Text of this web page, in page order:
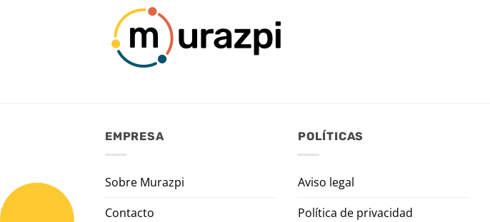
EMPRESA
Sobre Murazpi
Contacto
POLÍTICAS
Aviso legal
Política de privacidad